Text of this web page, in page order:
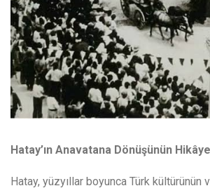
Hatay’ın Anavatana Dönüşünün
Hatay, yüzyıllar boyunca Türk kültürünün